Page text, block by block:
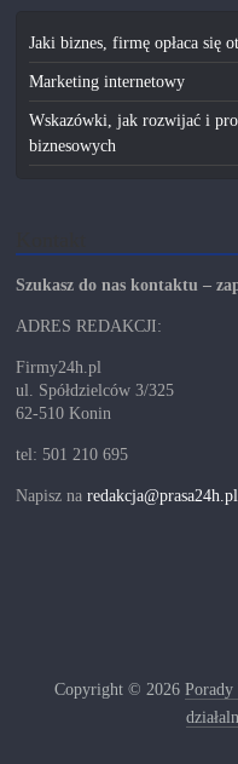
Jaki biznes, firmę opłaca się
Marketing internetowy
Wskazówki, jak rozwijać i
biznesowych
Szukasz do nas kontaktu –
ADRES REDAKCJI:
Firmy24h.pl
ul. Spółdzielców 3/325
62-510 Konin
tel: 501 210 695
Napisz naredakcja@prasa24h.pl
Copyright © 2026